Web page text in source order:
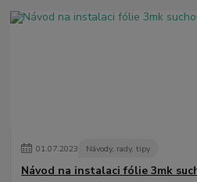
01.07.2023 Návody, rady, tipy
Návod na instalaci fólie 3mk